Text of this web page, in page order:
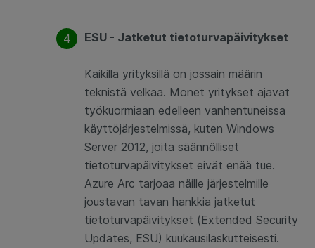
ESU - Jatketut tietoturvapäivitykset
Kaikilla yrityksillä on jossain määrin
teknistä velkaa. Monet yritykset ajavat
työkuormiaan edelleen vanhentuneissa
käyttöjärjestelmissä, kuten Windows
Server 2012, joita säännölliset
tietoturvapäivitykset eivät enää tue.
Azure Arc tarjoaa näille järjestelmille
joustavan tavan hankkia jatketut
tietoturvapäivitykset (Extended Security
Updates, ESU) kuukausilaskutteisesti.